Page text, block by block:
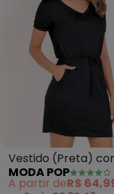
Vestido (Preta)
Amarração e
MODA POP
A partir deR$